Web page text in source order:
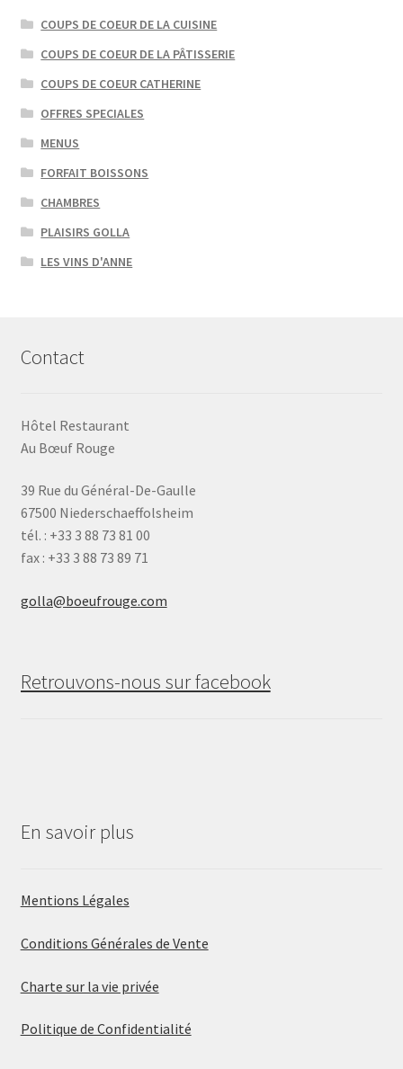
COUPS DE COEUR DE LA CUISINE
COUPS DE COEUR DE LA PÂTISSERIE
COUPS DE COEUR CATHERINE
OFFRES SPECIALES
MENUS
FORFAIT BOISSONS
CHAMBRES
PLAISIRS GOLLA
LES VINS D'ANNE
Contact
Hôtel Restaurant
Au Bœuf Rouge
39 Rue du Général-De-Gaulle
67500 Niederschaeffolsheim
tél. : +33 3 88 73 81 00
fax : +33 3 88 73 89 71
golla@boeufrouge.com
Retrouvons-nous sur facebook
En savoir plus
Mentions Légales
Conditions Générales de Vente
Charte sur la vie privée
Politique de Confidentialité